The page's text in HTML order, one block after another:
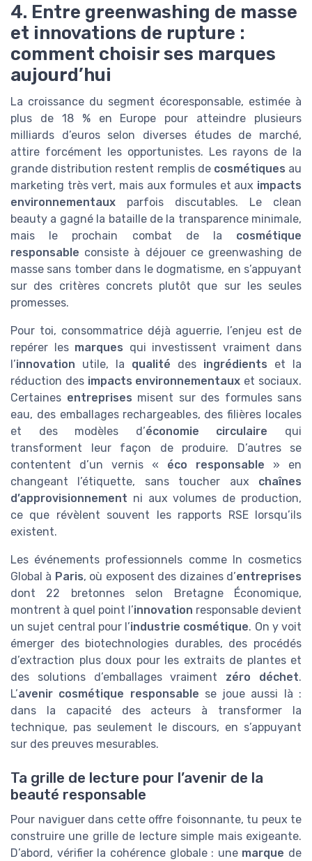
4. Entre greenwashing de masse
et innovations de rupture :
comment choisir ses marques
aujourd’hui
La croissance du segment écoresponsable, estimée à
plus de 18 % en Europe pour atteindre plusieurs
milliards d’euros selon diverses études de marché,
attire forcément les opportunistes. Les rayons de la
grande distribution restent remplis de cosmétiques au
marketing très vert, mais aux formules et aux impacts
environnementaux parfois discutables. Le clean
beauty a gagné la bataille de la transparence minimale,
mais le prochain combat de la cosmétique
responsable consiste à déjouer ce greenwashing de
masse sans tomber dans le dogmatisme, en s’appuyant
sur des critères concrets plutôt que sur les seules
promesses.
Pour toi, consommatrice déjà aguerrie, l’enjeu est de
repérer les marques qui investissent vraiment dans
l’innovation utile, la qualité des ingrédients et la
réduction des impacts environnementaux et sociaux.
Certaines entreprises misent sur des formules sans
eau, des emballages rechargeables, des filières locales
et des modèles d’économie circulaire qui
transforment leur façon de produire. D’autres se
contentent d’un vernis « éco responsable » en
changeant l’étiquette, sans toucher aux chaînes
d’approvisionnement ni aux volumes de production,
ce que révèlent souvent les rapports RSE lorsqu’ils
existent.
Les événements professionnels comme In cosmetics
Global à Paris, où exposent des dizaines d’entreprises
dont 22 bretonnes selon Bretagne Économique,
montrent à quel point l’innovation responsable devient
un sujet central pour l’industrie cosmétique. On y voit
émerger des biotechnologies durables, des procédés
d’extraction plus doux pour les extraits de plantes et
des solutions d’emballages vraiment zéro déchet.
L’avenir cosmétique responsable se joue aussi là :
dans la capacité des acteurs à transformer la
technique, pas seulement le discours, en s’appuyant
sur des preuves mesurables.
Ta grille de lecture pour l’avenir de la
beauté responsable
Pour naviguer dans cette offre foisonnante, tu peux te
construire une grille de lecture simple mais exigeante.
D’abord, vérifier la cohérence globale : une marque de